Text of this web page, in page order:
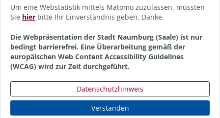
Um eine Webstatistik mittels Matomo zuzulassen, müssten
Sie hier bitte Ihr Einverständnis geben. Danke.
Die Webpräsentation der Stadt Naumburg (Saale) ist nur
bedingt barrierefrei. Eine Überarbeitung gemäß der
europäischen Web Content Accessibility Guidelines
(WCAG) wird zur Zeit durchgeführt.
Datenschutzhinweis
Verstanden
Impressum
Anmelden